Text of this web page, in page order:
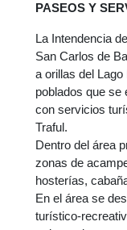
PASEOS Y
La Intendencia
San Carlos de
a orillas del
poblados que se
con servicios
Traful.
Dentro del área
zonas de
hosterías,
En el área se
turístico-